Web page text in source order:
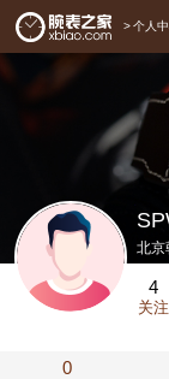
> 个人
北京
4
关注
0